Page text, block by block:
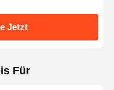
Jetzt
Für